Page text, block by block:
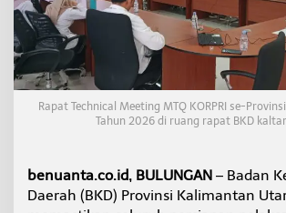
S
u
h
s
i
Rapat Technical Meeting MTQ KORPRI se-
Tahun 2026 di ruang rapat BKD
benuanta.co.id, BULUNGAN – Badan
Daerah (BKD) Provinsi Kalimantan